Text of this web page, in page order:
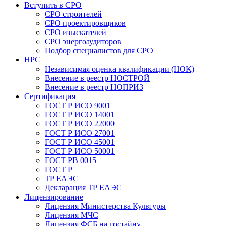
Вступить в СРО
СРО строителей
СРО проектировщиков
СРО изыскателей
СРО энергоаудиторов
Подбор специалистов для СРО
НРС
Независимая оценка квалификации (НОК)
Внесение в реестр НОСТРОЙ
Внесение в реестр НОПРИЗ
Сертификация
ГОСТ Р ИСО 9001
ГОСТ Р ИСО 14001
ГОСТ Р ИСО 22000
ГОСТ Р ИСО 27001
ГОСТ Р ИСО 45001
ГОСТ Р ИСО 50001
ГОСТ РВ 0015
ГОСТ Р
ТР ЕАЭС
Декларация ТР ЕАЭС
Лицензирование
Лицензия Министерства Культуры
Лицензия МЧС
Лицензия ФСБ на гостайну